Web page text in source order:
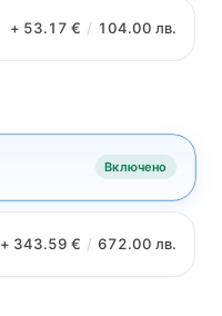
+ 53.17 € / 104.00 лв.
Включено
+ 343.59 € / 672.00 лв.